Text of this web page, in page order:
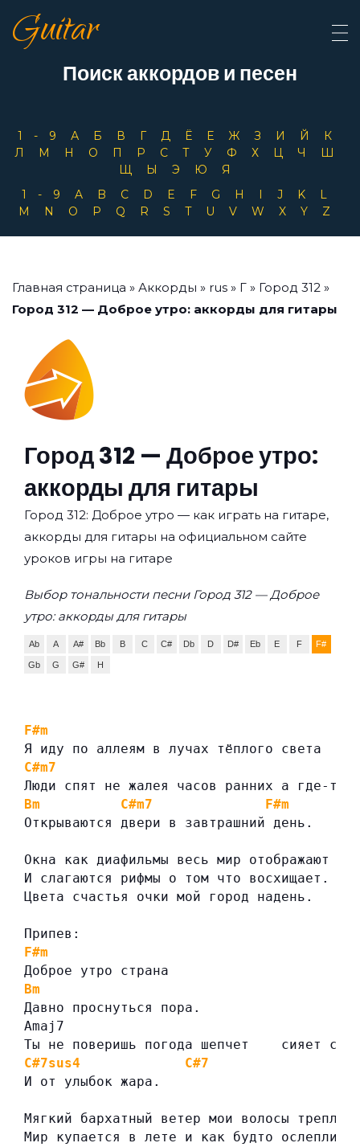
Guitar
Поиск аккордов и песен
1-9 А Б В Г Д Ё Е Ж З И Й
К
Л
М Н О П Р С Т У Ф Х Ц Ч
Ш
Щ
Ы Э Ю
Я
1-9
A B C D E F G H I J K
L
M
N O P Q R S T U V W X Y Z
Главная страница » Аккорды » rus » Г » Город 312 »
Город 312 — Доброе утро: аккорды для гитары
Город 312 — Доброе утро:
аккорды для гитары
Город 312: Доброе утро — как играть на гитаре,
аккорды для гитары на официальном сайте
уроков игры на гитаре
Выбор тональности песни Город 312 — Доброе
утро: аккорды для гитары
Ab A A# Bb B C C# Db D D# Eb E F F#
Gb G G# H
F#m
Я иду по аллеям в лучах тёплого света
C#m7
Люди спят не жалея часов ранних а где-то
Bm
C#m7
F#m
Открываются двери в завтрашний день.
Окна как диафильмы весь мир отображают
И слагаются рифмы о том что восхищает.
Цвета счастья очки мой город надень.
Припев:
F#m
Доброе утро страна
Bm
Давно проснуться пора.
Amaj7
Ты не поверишь погода шепчет    сияет
C#7sus4
C#7
И от улыбок жара.
Мягкий бархатный ветер мои волосы треплет
Мир купается в лете и как будто ослепли